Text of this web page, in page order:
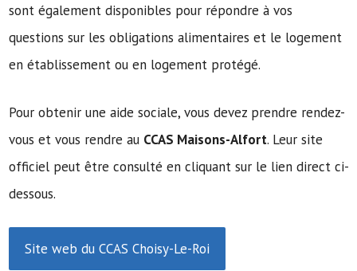
sont également disponibles pour répondre à vos
questions sur les obligations alimentaires et le logement
en établissement ou en logement protégé.
Pour obtenir une aide sociale, vous devez prendre rendez-
vous et vous rendre au CCAS Maisons-Alfort. Leur site
officiel peut être consulté en cliquant sur le lien direct ci-
dessous.
Site web du CCAS Choisy-Le-Roi